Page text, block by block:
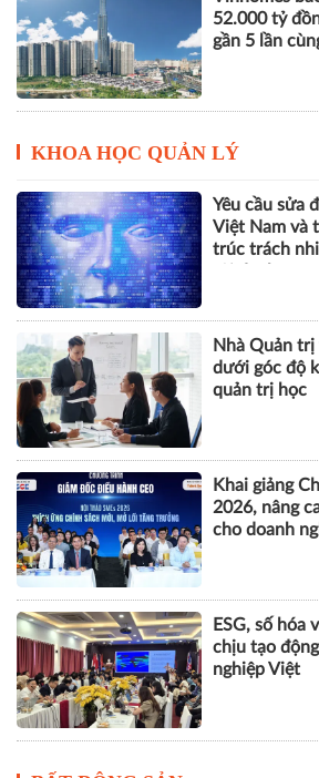
52.000 tỷ
gần 5 lần
KHOA HỌC QUẢN LÝ
Yêu cầu sửa
Việt Nam và
trúc trách
Nhà Quản
dưới góc độ
quản trị học
Khai giảng
2026, nâng
cho doanh
ESG, số hóa
chịu tạo
nghiệp Việt